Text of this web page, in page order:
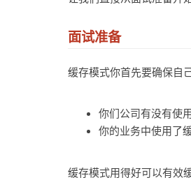
面试准备
缓存模式你首先要确保自
你们公司有没有使
你的业务中使用了
缓存模式用得好可以有效